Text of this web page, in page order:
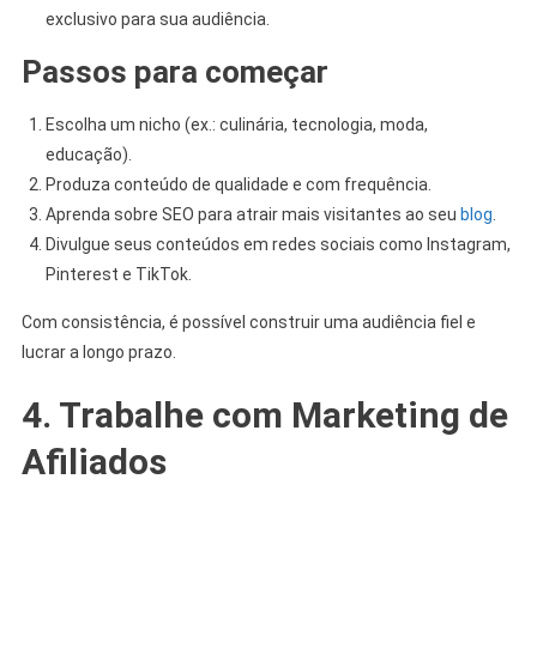
exclusivo para sua audiência.
Passos para começar
Escolha um nicho (ex.: culinária, tecnologia, moda,
educação).
Produza conteúdo de qualidade e com frequência.
Aprenda sobre SEO para atrair mais visitantes ao seu blog
Divulgue seus conteúdos em redes sociais como Instagram,
Pinterest e TikTok.
Com consistência, é possível construir uma audiência fiel e
lucrar a longo prazo.
4. Trabalhe com Marketing de
Afiliados